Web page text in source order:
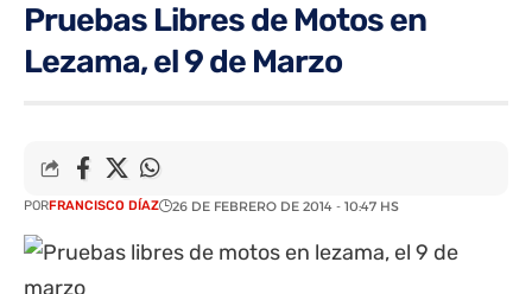
Pruebas Libres de Motos en
Lezama, el 9 de Marzo
PORFRANCISCO DÍAZ 26 DE FEBRERO DE 2014 - 10:47 HS